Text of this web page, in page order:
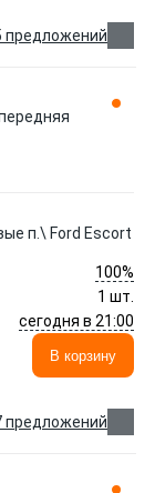
предложений
п.\ Ford Escort
100%
1 шт.
сегодня в 21:00
В корзину
предложений